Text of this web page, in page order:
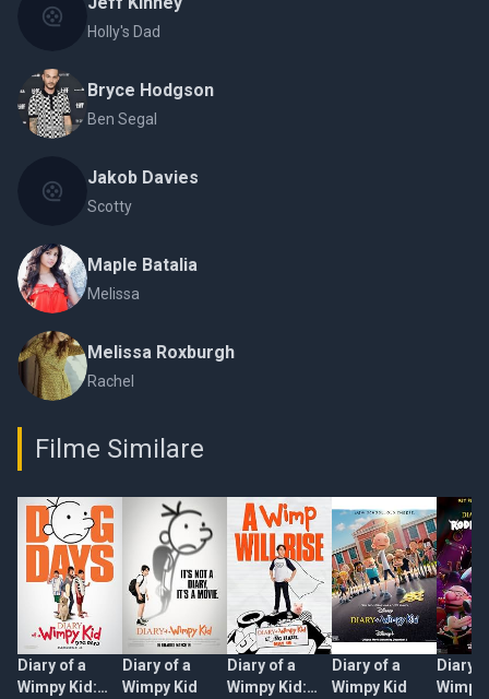
Holly's Dad
Bryce Hodgson
Ben Segal
Jakob Davies
Scotty
Maple Batalia
Melissa
Melissa Roxburgh
Rachel
Filme Similare
Diary of a
Wimpy Kid:
Diary of a
Wimpy Kid
Diary of a
Wimpy Kid:
Diary of a
Wimpy Kid
Diary
Wimpy